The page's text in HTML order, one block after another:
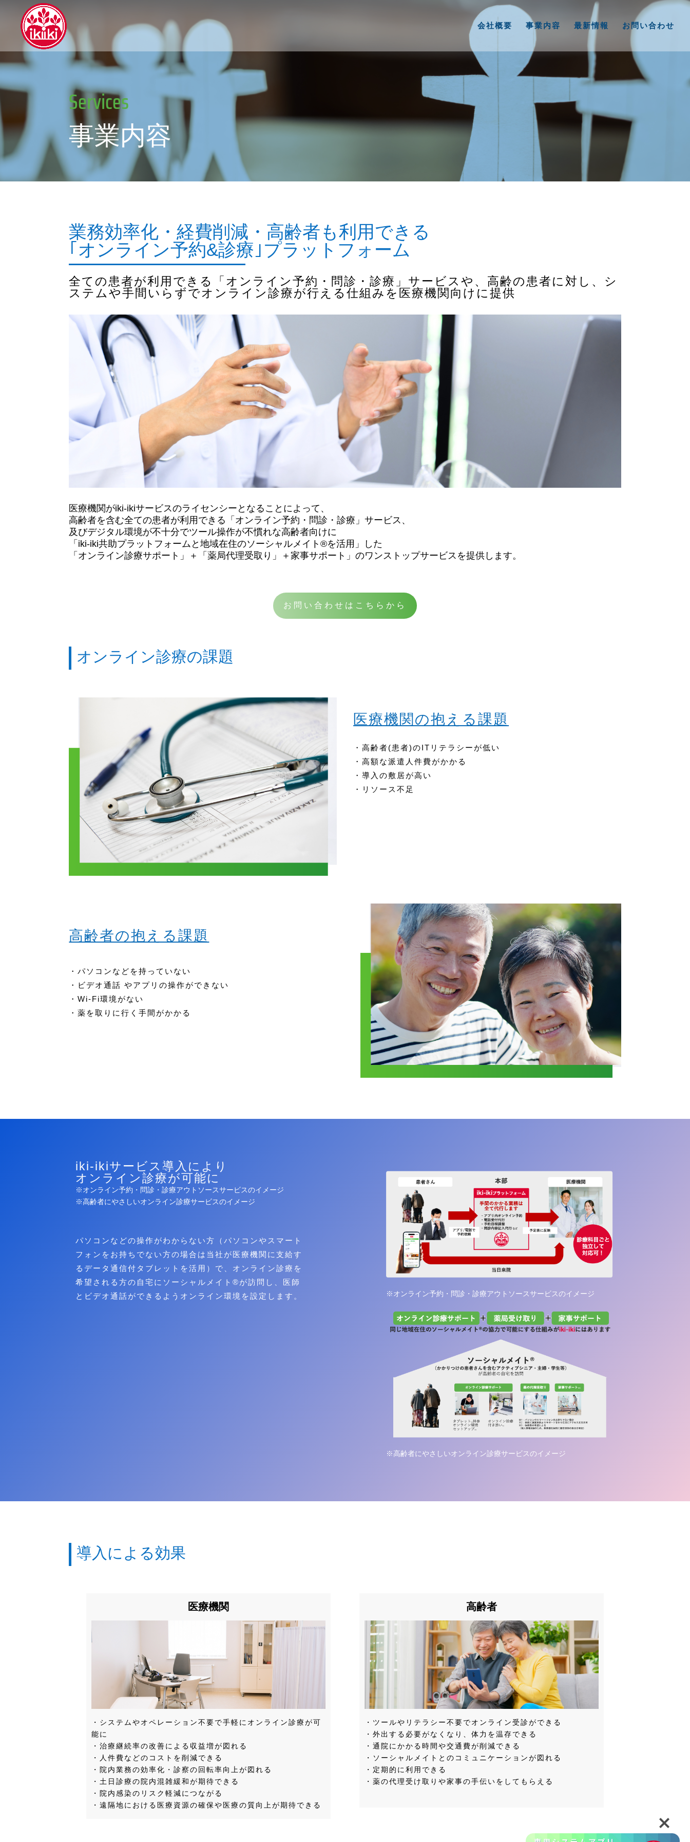
会社概要 事業内容 最新情報 お問い合わせ
Services
事業内容
業務効率化・経費削減・高齢者も利用できる
｢オンライン予約&診療｣プラットフォーム
全ての患者が利用できる「オンライン予約・問診・診療」サービスや、高齢の患者に対し、シ
ステムや手間いらずでオンライン診療が行える仕組みを医療機関向けに提供
医療機関がiki-ikiサービスのライセンシーとなることによって、
高齢者を含む全ての患者が利用できる「オンライン予約・問診・診療」サービス、
及びデジタル環境が不十分でツール操作が不慣れな高齢者向けに
「iki-iki共助プラットフォームと地域在住のソーシャルメイト®️を活用」した
「オンライン診療サポート」＋「薬局代理受取り」＋家事サポート」のワンストップサービスを提供します。
お問い合わせはこちらから
オンライン診療の課題
医療機関の抱える課題
・高齢者(患者)のITリテラシーが低い
・高額な派遣人件費がかかる
・導入の敷居が高い
・リソース不足
高齢者の抱える課題
・パソコンなどを持っていない
・ビデオ通話 やアプリの操作ができない
・Wi-Fi環境がない
・薬を取りに行く手間がかかる
iki-ikiサービス導入により
オンライン診療が可能に
※オンライン予約・問診・診療アウトソースサービスのイメージ
※高齢者にやさしいオンライン診療サービスのイメージ
パソコンなどの操作がわからない方（パソコンやスマート
フォンをお持ちでない方の場合は当社が医療機関に支給す
るデータ通信付タブレットを活用）で、オンライン診療を
希望される方の自宅にソーシャルメイト®が訪問し、医師
とビデオ通話ができるようオンライン環境を設定します。
※オンライン予約・問診・診療アウトソースサービスのイメージ
※高齢者にやさしいオンライン診療サービスのイメージ
導入による効果
医療機関
・システムやオペレーション不要で手軽にオンライン診療が可
能に
・治療継続率の改善による収益増が図れる
・人件費などのコストを削減できる
・院内業務の効率化・診察の回転率向上が図れる
・土日診療の院内混雑緩和が期待できる
・院内感染のリスク軽減につながる
・遠隔地における医療資源の確保や医療の質向上が期待できる
高齢者
・ツールやリテラシー不要でオンライン受診ができる
・外出する必要がなくなり、体力を温存できる
・通院にかかる時間や交通費が削減できる
・ソーシャルメイトとのコミュニケーションが図れる
・定期的に利用できる
・薬の代理受け取りや家事の手伝いをしてもらえる